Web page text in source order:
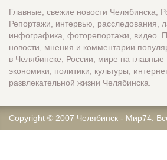
Главные, свежие новости Челябинска,
Репортажи, интервью, расследования,
инфографика, фоторепортажи, видео.
новости, мнения и комментарии
в Челябинске, России, мире на главные
экономики, политики, культуры,
развлекательной жизни Челябинска.
Copyright © 2007 Челябинск - Мир74 .